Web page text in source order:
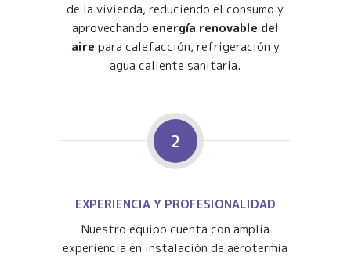
de la vivienda, reduciendo el consumo y
aprovechando energía renovable del
aire para calefacción, refrigeración y
agua caliente sanitaria.
2
EXPERIENCIA Y PROFESIONALIDAD
Nuestro equipo cuenta con amplia
experiencia en instalación de aerotermia